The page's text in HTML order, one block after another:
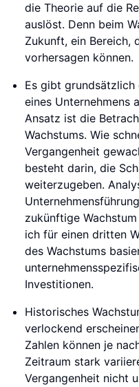
die Theorie auf die
auslöst. Denn beim
Zukunft, ein Bereich,
vorhersagen können.
Es gibt grundsätzlich
eines Unternehmens
Ansatz ist die
Wachstums. Wie
Vergangenheit
besteht darin, die
weiterzugeben.
zukünftige
ich für einen dritten
des Wachstums
Investitionen.
Historisches
verlockend
Zahlen können je
Zeitraum stark
Vergangenheit nicht